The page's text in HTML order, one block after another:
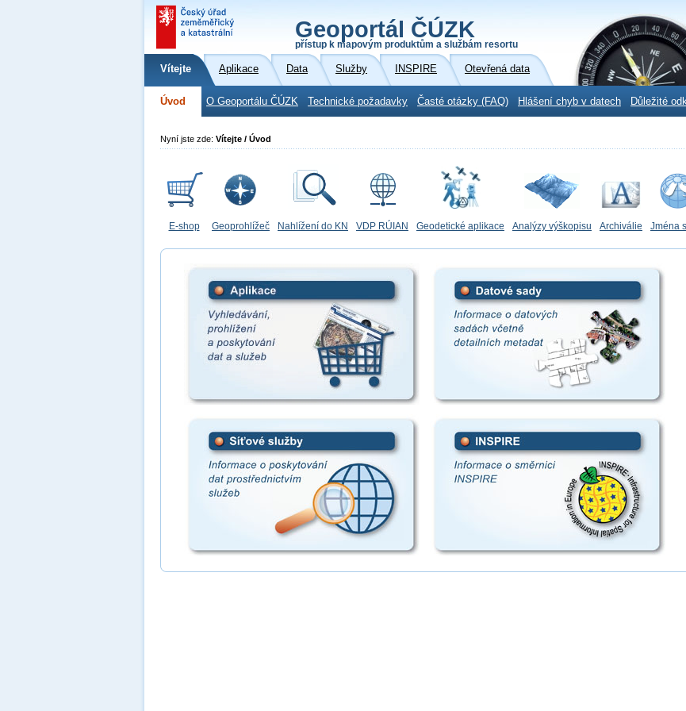
Geoportál ČÚZK
přístup k mapovým produktům a službám resortu
Vítejte Aplikace Data Služby INSPIRE Otevřená data
Úvod O Geoportálu ČÚZK Technické požadavky Časté otázky (FAQ) Hlášení chyb v datech Důležité
Nyní jste zde: Vítejte / Úvod
E-shop Geoprohlížeč Nahlížení do KN VDP RÚIAN Geodetické aplikace Analýzy výškopisu Archiválie Jména